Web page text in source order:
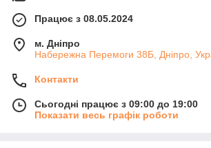
Працює з 08.05.2024
м. Дніпро
Набережна Перемоги 38Б, Дніпро,
Контакти
Сьогодні працює з 09:00 до 19:00
Показати весь графік роботи